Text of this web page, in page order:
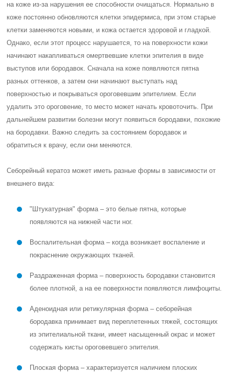
на коже из-за нарушения ее способности очищаться. Нормально в
коже постоянно обновляются клетки эпидермиса, при этом старые
клетки заменяются новыми, и кожа остается здоровой и гладкой.
Однако, если этот процесс нарушается, то на поверхности кожи
начинают накапливаться омертвевшие клетки эпителия в виде
выступов или бородавок. Сначала на коже появляются пятна
разных оттенков, а затем они начинают выступать над
поверхностью и покрываться ороговевшим эпителием. Если
удалить это ороговение, то место может начать кровоточить. При
дальнейшем развитии болезни могут появиться бородавки, похожие
на бородавки. Важно следить за состоянием бородавок и
обратиться к врачу, если они меняются.
Себорейный кератоз может иметь разные формы в зависимости от
внешнего вида:
"Штукатурная" форма – это белые пятна, которые
появляются на нижней части ног.
Воспалительная форма – когда возникает воспаление и
покраснение окружающих тканей.
Раздраженная форма – поверхность бородавки становится
более плотной, а на ее поверхности появляются лимфоциты.
Аденоидная или ретикулярная форма – себорейная
бородавка принимает вид переплетенных тяжей, состоящих
из эпителиальной ткани, имеет насыщенный окрас и может
содержать кисты ороговевшего эпителия.
Плоская форма – характеризуется наличием плоских